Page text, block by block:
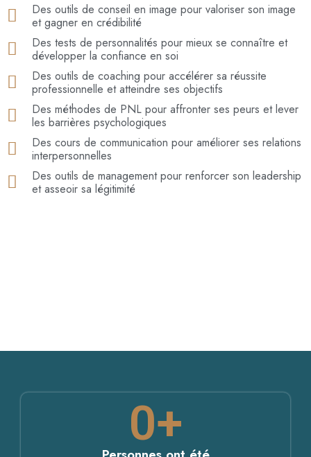
Des outils de conseil en image pour valoriser son image
et gagner en crédibilité
Des tests de personnalités pour mieux se connaître et
développer la confiance en soi
Des outils de coaching pour accélérer sa réussite
professionnelle et atteindre ses objectifs
Des méthodes de PNL pour affronter ses peurs et lever
les barrières psychologiques
Des cours de communication pour améliorer ses relations
interpersonnelles
Des outils de management pour renforcer son leadership
et asseoir sa légitimité
0+